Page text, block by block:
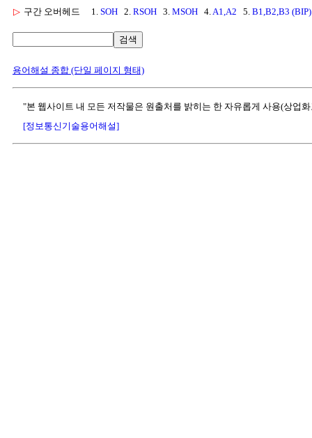
▷ 구간 오버헤드 1. SOH 2. RSOH 3. MSOH 4. A1,A2 5. B1,B2,B3 (BIP)
검색
용어해설 종합 (단일 페이지 형태)
"본 웹사이트 내 모든 저작물은 원출처를 밝히는 한 자유롭게 사용(상업
[정보통신기술용어해설]